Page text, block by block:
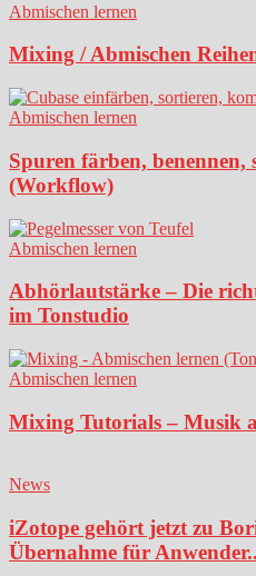
Abmischen lernen
Mixing / Abmischen
Abmischen lernen
Spuren färben, benennen,
(Workflow)
Abmischen lernen
Abhörlautstärke – Die
im Tonstudio
Abmischen lernen
Mixing Tutorials – Musik
News
iZotope gehört jetzt zu
Übernahme für